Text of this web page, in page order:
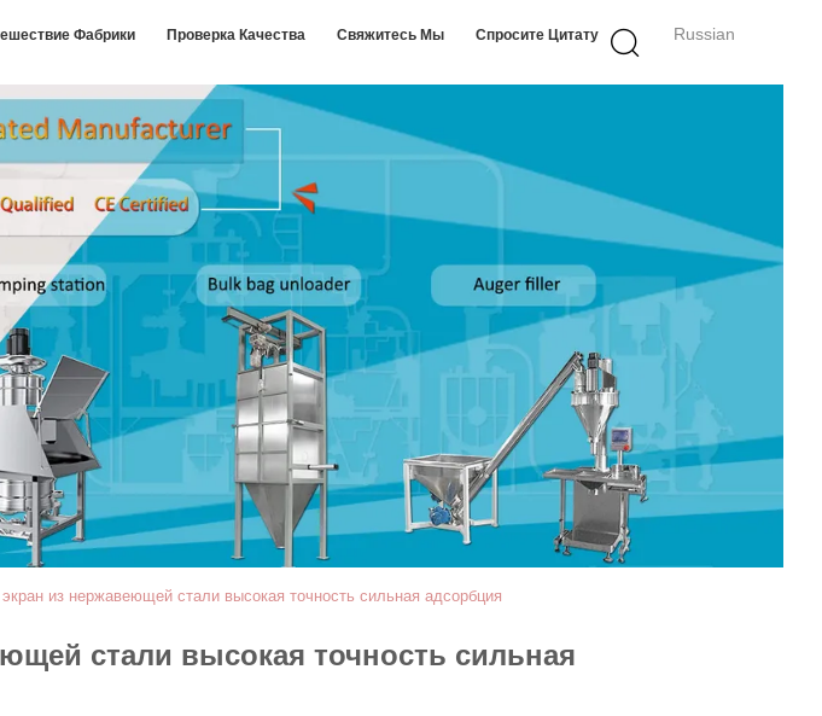
Russian
Фабрики Проверка Качества Свяжитесь Мы Спросите Цитату
из нержавеющей стали высокая точность сильная адсорбция
стали высокая точность сильная